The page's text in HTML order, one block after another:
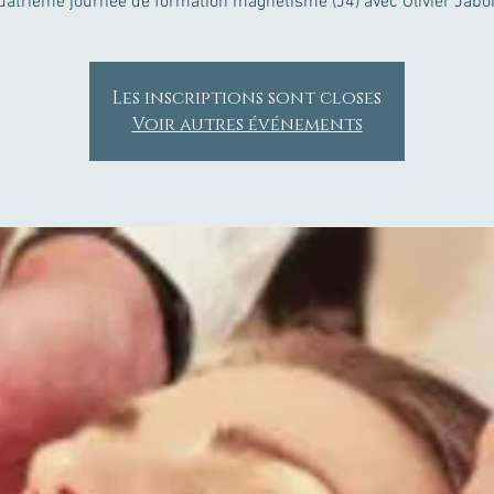
Les inscriptions sont closes
Voir autres événements